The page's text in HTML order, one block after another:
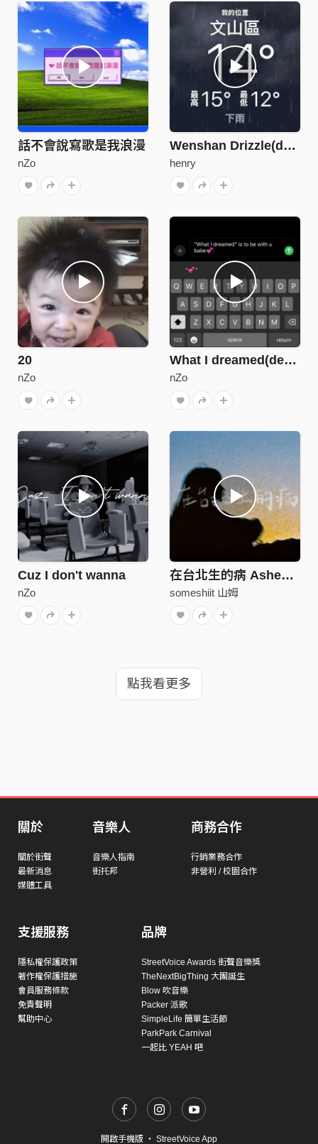
話不會說寫歌是我浪漫
nZo
Wenshan Drizzle(demo)
henry
20
nZo
What I dreamed(demo)
nZo
Cuz I don't wanna
nZo
在台北生的病 Ashes of Taipei
someshiit 山姆
點我看更多
關於
關於街聲
最新消息
媒體工具
音樂人
音樂人指南
街托邦
商務合作
行銷業務合作
非營利 / 校園合作
支援服務
隱私權保護政策
著作權保護措施
會員服務條款
免責聲明
幫助中心
品牌
StreetVoice Awards 街聲音樂獎
TheNextBigThing 大團誕生
Blow 吹音樂
Packer 派歌
SimpleLife 簡單生活節
ParkPark Carnival
一起比 YEAH 吧
開啟手機版 ・ StreetVoice App